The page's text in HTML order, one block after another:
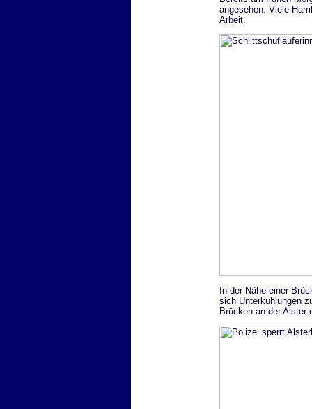
angesehen. Viele
Arbeit.
In der Nähe einer
sich Unterkühlungen
Brücken an der Alster